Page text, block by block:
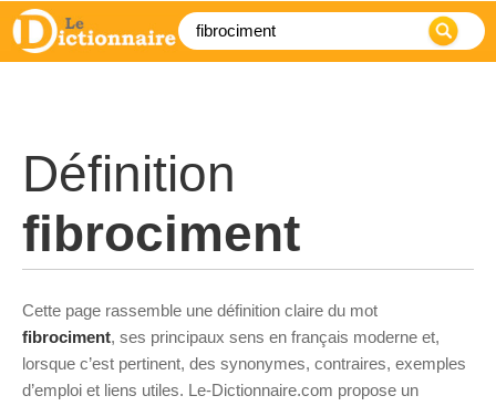
Définition
fibrociment
Cette page rassemble une définition claire du mot
fibrociment, ses principaux sens en français moderne et,
lorsque c’est pertinent, des synonymes, contraires, exemples
d’emploi et liens utiles. Le-Dictionnaire.com propose un